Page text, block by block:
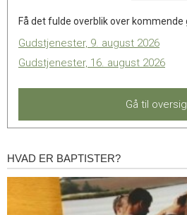
Få det fulde overblik over kommende
Gudstjenester, 9. august 2026
Gudstjenester, 16. august 2026
Gå til
Hvad
er
HVAD ER BAPTISTER?